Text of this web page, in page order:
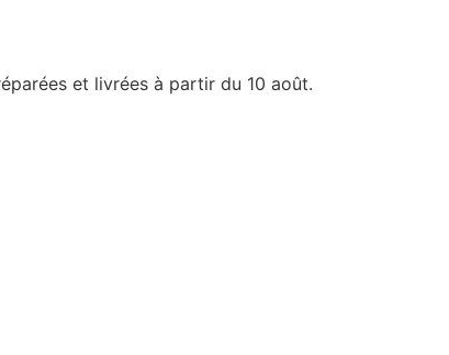
et livrées à partir du 10 août.